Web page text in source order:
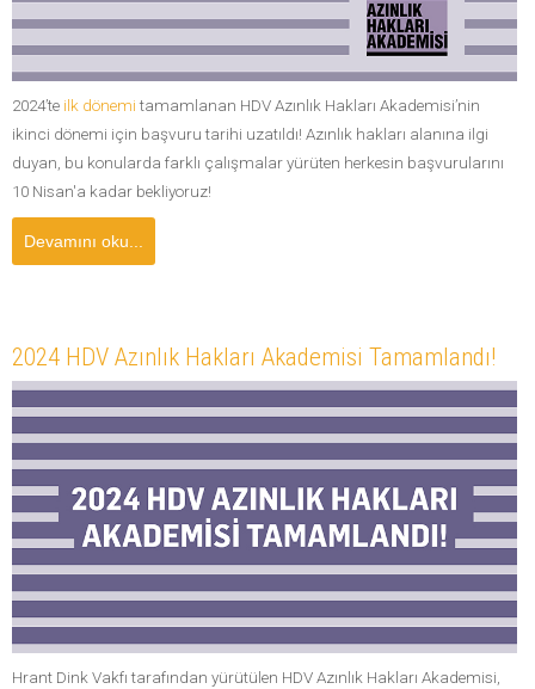
2024’te ilk dönemitamamlanan HDV Azınlık Hakları Akademisi’nin
ikinci dönemi için başvuru tarihi uzatıldı! Azınlık hakları alanına ilgi
duyan, bu konularda farklı çalışmalar yürüten herkesin başvurularını
10 Nisan'a kadar bekliyoruz!
Devamını oku...
2024 HDV Azınlık Hakları Akademisi Tamamlandı!
Hrant Dink Vakfı tarafından yürütülen HDV Azınlık Hakları Akademisi,